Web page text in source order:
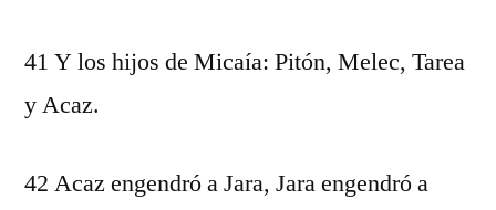
41 Y los hijos de Micaía: Pitón, Melec, Tarea
y Acaz.
42 Acaz engendró a Jara, Jara engendró a